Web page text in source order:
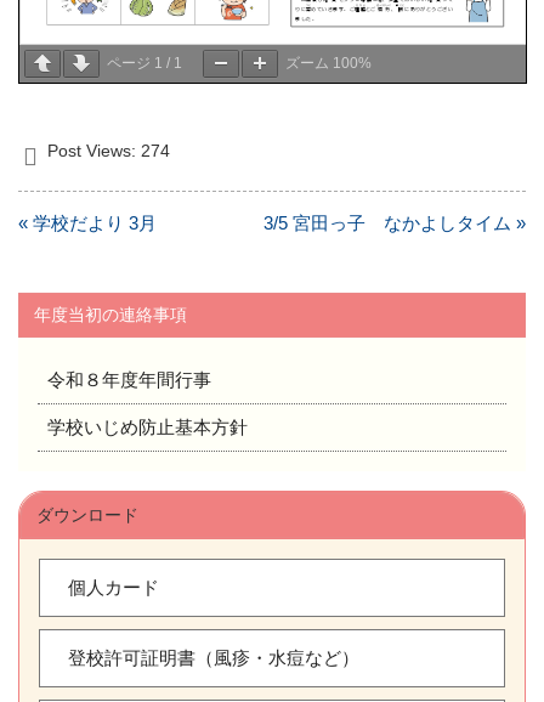
ページ 1 / 1 ズーム 100%
Post Views: 274
投
« 学校だより 3月 3/5 宮田っ子 なかよしタイム »
年度当初の連絡事項
令和８年度年間行事
学校いじめ防止基本方針
ダウンロード
個人カード
登校許可証明書（風疹・水痘など）